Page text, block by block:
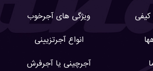
ویژگی های آجرخوب
انواع آجرتزیینی
آجرچینی یا آجرفرش
کیفی